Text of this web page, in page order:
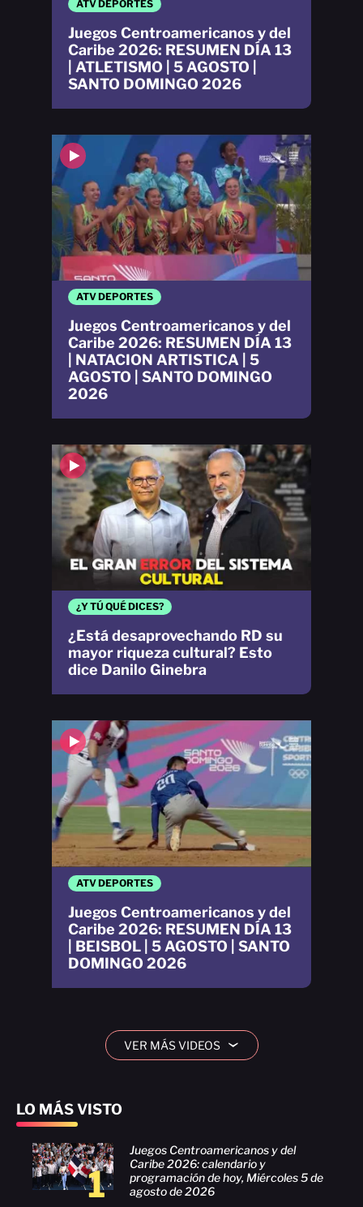
LO MÁS VISTO
1
Juegos Centroamericanos y del
Caribe 2026: calendario y
programación de hoy, Miércoles 5 de
agosto de 2026
ATV DEPORTES
Juegos Centroamericanos y del
Caribe 2026: RESUMEN DÍA 13
| ATLETISMO | 5 AGOSTO |
SANTO DOMINGO 2026
ATV DEPORTES
Juegos Centroamericanos y del
Caribe 2026: RESUMEN DÍA 13
| BEISBOL | 5 AGOSTO | SANTO
DOMINGO 2026
¿Y TÚ QUÉ DICES?
¿Está desaprovechando RD su
mayor riqueza cultural? Esto
dice Danilo Ginebra
ATV DEPORTES
Juegos Centroamericanos y del
Caribe 2026: RESUMEN DÍA 13
| NATACION ARTISTICA | 5
AGOSTO | SANTO DOMINGO
2026
VER MÁS VIDEOS ›